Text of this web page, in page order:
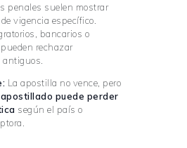
penales suelen mostrar
vigencia específico.
bancarios o
rechazar
La apostilla no vence, pero
puede perder
según el país o